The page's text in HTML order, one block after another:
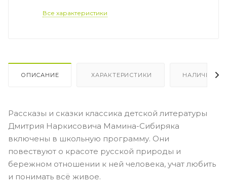
Все характеристики
ОПИСАНИЕ ХАРАКТЕРИСТИКИ НАЛИЧИЕ
Рассказы и сказки классика детской литературы
Дмитрия Наркисовича Мамина-Сибиряка
включены в школьную программу. Они
повествуют о красоте русской природы и
бережном отношении к ней человека, учат любить
и понимать всё живое.